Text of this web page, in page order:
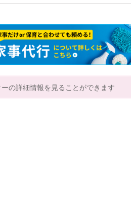
の詳細情報を見ることができます